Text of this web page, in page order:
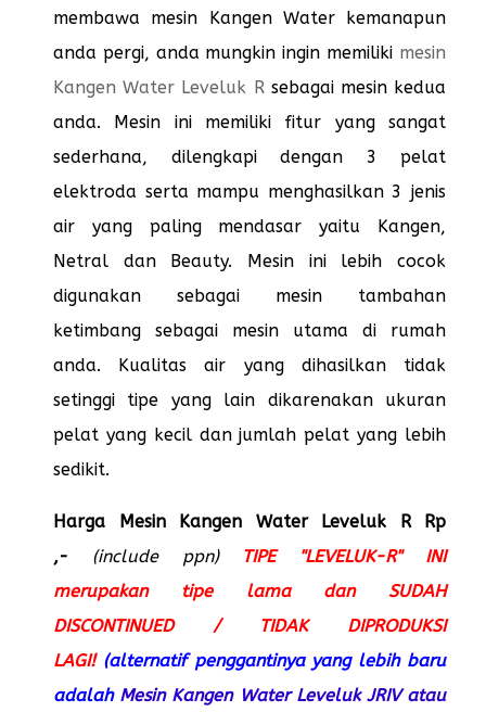
membawa mesin Kangen Water kemanapun
anda pergi, anda mungkin ingin memiliki mesin
Kangen Water Leveluk Rsebagai mesin kedua
anda. Mesin ini memiliki fitur yang sangat
sederhana, dilengkapi dengan 3 pelat
elektroda serta mampu menghasilkan 3 jenis
air yang paling mendasar yaitu Kangen,
Netral dan Beauty. Mesin ini lebih cocok
digunakan sebagai mesin tambahan
ketimbang sebagai mesin utama di rumah
anda. Kualitas air yang dihasilkan tidak
setinggi tipe yang lain dikarenakan ukuran
pelat yang kecil dan jumlah pelat yang lebih
sedikit.
Harga Mesin Kangen Water Leveluk R Rp
,- (include ppn) TIPE "LEVELUK-R" INI
merupakan tipe lama dan SUDAH
DISCONTINUED / TIDAK DIPRODUKSI
LAGI! (alternatif penggantinya yang lebih baru
adalah Mesin Kangen Water Leveluk JRIV atau